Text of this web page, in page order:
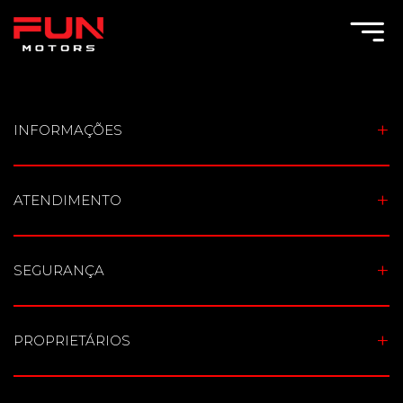
Toggle Menu
INFORMAÇÕES
ATENDIMENTO
SEGURANÇA
PROPRIETÁRIOS